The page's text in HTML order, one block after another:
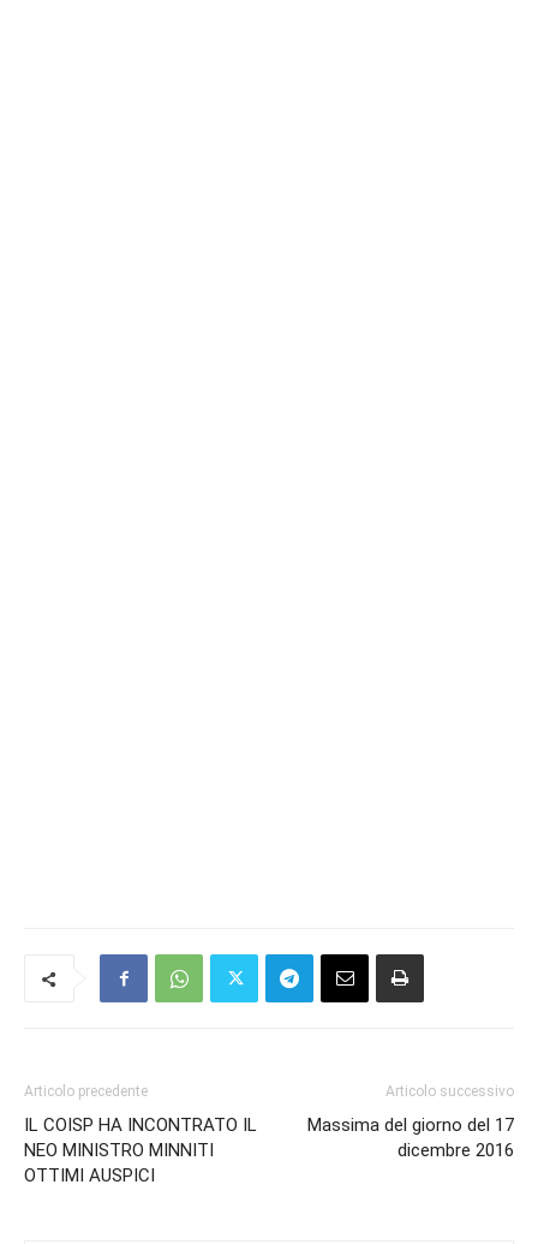
Articolo precedente
IL COISP HA INCONTRATO IL
NEO MINISTRO MINNITI
OTTIMI AUSPICI
Articolo successivo
Massima del giorno del 17
dicembre 2016